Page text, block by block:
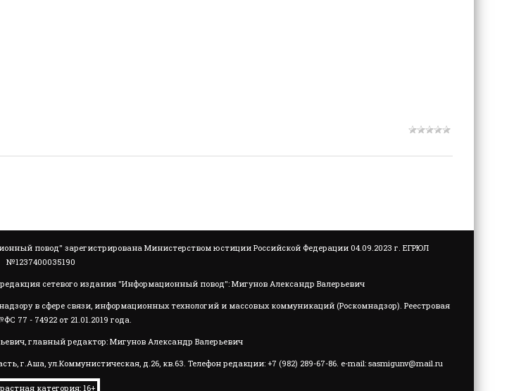
повод" зарегистрирована Министерством юстиции Российской Федерации 04.09.2023 г. ЕГРЮЛ
№1237400035190
сетевого издания "Информационный повод": Мигунов Александр Валерьевич
надзору в сфере связи, информационных технологий и массовых коммуникаций (Роскомнадзор). Реестровая
77 - 74922 от 21.01.2019 года.
главный редактор: Мигунов Александр Валерьевич
г.Аша, ул.Коммунистическая, д.26, кв.63. Телефон редакции: +7 (982) 289-67-86. e-mail: sasmigunv@mail.ru
категория: 16+